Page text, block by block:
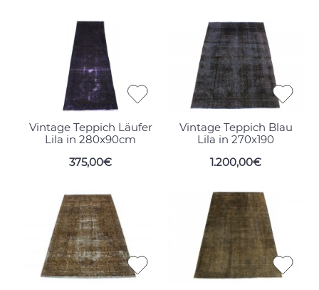
Vintage Teppich Läufer
Lila in 280x90cm
375,00€
Vintage Teppich Blau
Lila in 270x190
1.200,00€